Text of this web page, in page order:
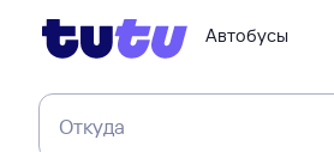
Автобусы
Откуда